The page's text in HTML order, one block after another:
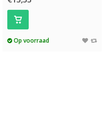
Op voorraad